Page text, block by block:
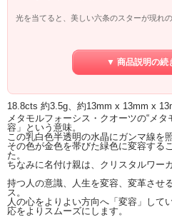
光を当てると、美しい六条のスターが現れの
でいるところを中心として研磨することに
このC軸の柱をめがけて銀河のエネルギー
ロッドの使い方としては、両端が膨らんで
をポイント（トップ）のように見立てて、
膨らみにあまり差がない場合は、ダブルポ
とができます。
主要チャクラや経絡などに当てて、流れを
特にサードアイに当てると、エネルギーが
▼ 商品説明の続
18.8cts 約3.5g、約13mm x 13mm x
メタモルフォーシス・クオーツの“メ
容」という意味。
この乳白色半透明の水晶にガンマ線を
その色が金色を帯びた緑色に変容する
た。
ちなみに名付け親は、クリスタルワー
持つ人の意識、人生を変容、変革させ
ス。
人の心をよりよい方向へ「変容」して
応をよりスムーズにします。